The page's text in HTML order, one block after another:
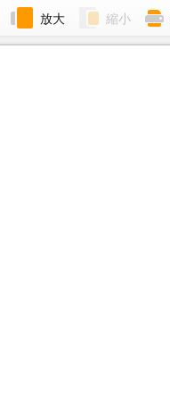
放大 縮小